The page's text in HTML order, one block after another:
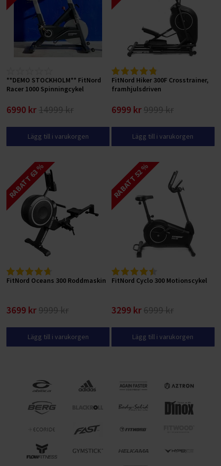
**DEMO STOCKHOLM** FitNord
Racer 1000 Spinningcykel
6990 kr 14999 kr
Lägg till i varukorgen
FitNord Hiker 300F Crosstrainer,
framhjulsdriven
6999 kr9999 kr
Lägg till i varukorgen
RABATT 63 %
FitNord Oceans 300 Roddmaskin
3699 kr 9999 kr
Lägg till i varukorgen
RABATT 52 %
FitNord Cyclo 300 Motionscykel
3299 kr6999 kr
Lägg till i varukorgen